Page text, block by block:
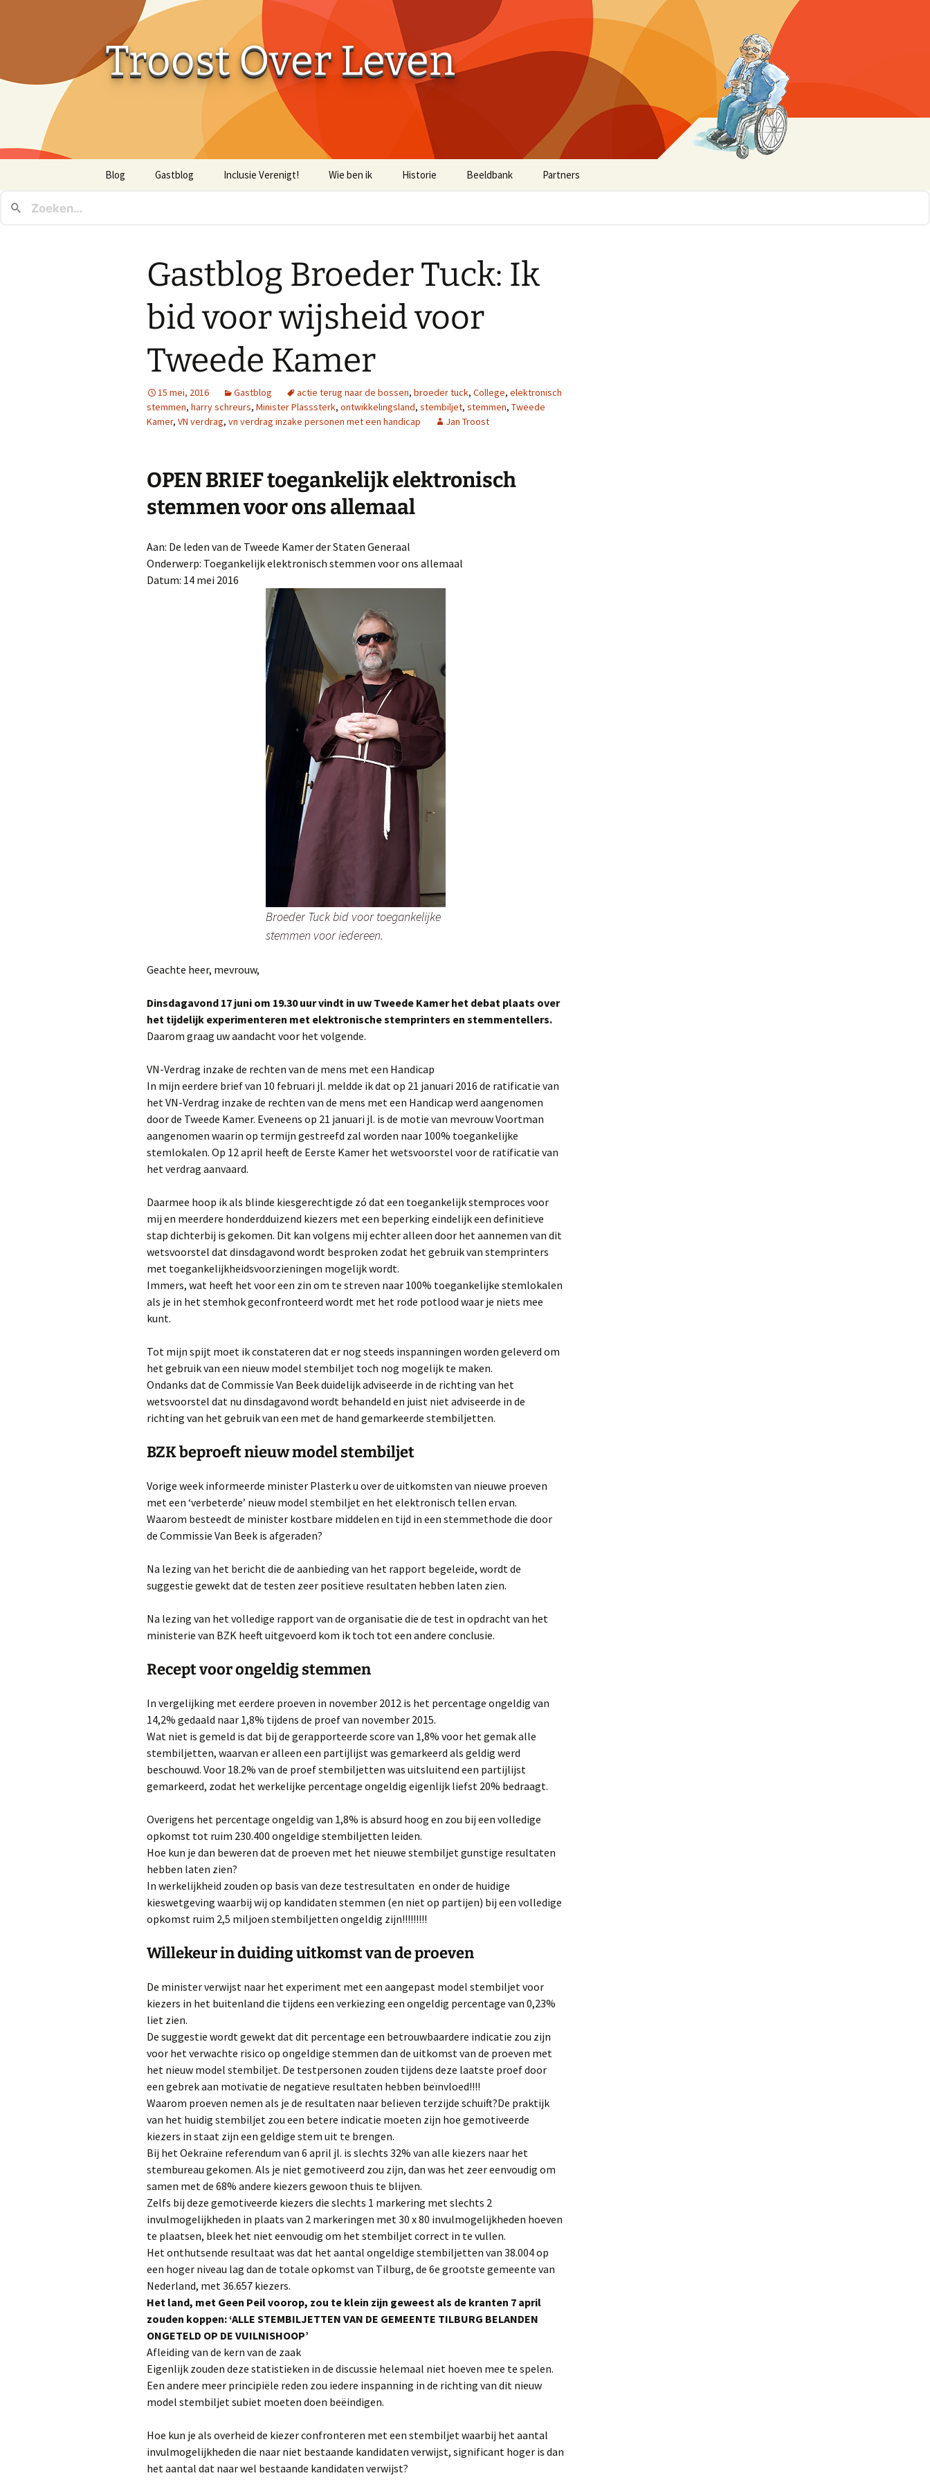
Troost Over Leven
Blog Gastblog Inclusie Verenigt! Wie ben ik Historie Beeldbank
Historische Beelden
Partners
Gastblog Broeder Tuck: Ik
bid voor wijsheid voor
Tweede Kamer
15 mei, 2016 Gastblog actie terug naar de bossen, broeder tuck, College, elektronisch
stemmen, harry schreurs, Minister Plasssterk, ontwikkelingsland, stembiljet, stemmen, Tweede
Kamer, VN verdrag, vn verdrag inzake personen met een handicap Jan Troost
OPEN BRIEF toegankelijk elektronisch
stemmen voor ons allemaal
Aan: De leden van de Tweede Kamer der Staten Generaal
Onderwerp: Toegankelijk elektronisch stemmen voor ons allemaal
Datum: 14 mei 2016
Broeder Tuck bid voor toegankelijke
stemmen voor iedereen.
Geachte heer, mevrouw,
Dinsdagavond 17 juni om 19.30 uur vindt in uw Tweede Kamer het debat plaats over
het tijdelijk experimenteren met elektronische stemprinters en stemmentellers.
Daarom graag uw aandacht voor het volgende.
VN-Verdrag inzake de rechten van de mens met een Handicap
In mijn eerdere brief van 10 februari jl. meldde ik dat op 21 januari 2016 de ratificatie van
het VN-Verdrag inzake de rechten van de mens met een Handicap werd aangenomen
door de Tweede Kamer. Eveneens op 21 januari jl. is de motie van mevrouw Voortman
aangenomen waarin op termijn gestreefd zal worden naar 100% toegankelijke
stemlokalen. Op 12 april heeft de Eerste Kamer het wetsvoorstel voor de ratificatie van
het verdrag aanvaard.
Daarmee hoop ik als blinde kiesgerechtigde zó dat een toegankelijk stemproces voor
mij en meerdere honderdduizend kiezers met een beperking eindelijk een definitieve
stap dichterbij is gekomen. Dit kan volgens mij echter alleen door het aannemen van dit
wetsvoorstel dat dinsdagavond wordt besproken zodat het gebruik van stemprinters
met toegankelijkheidsvoorzieningen mogelijk wordt.
Immers, wat heeft het voor een zin om te streven naar 100% toegankelijke stemlokalen
als je in het stemhok geconfronteerd wordt met het rode potlood waar je niets mee
kunt.
Tot mijn spijt moet ik constateren dat er nog steeds inspanningen worden geleverd om
het gebruik van een nieuw model stembiljet toch nog mogelijk te maken.
Ondanks dat de Commissie Van Beek duidelijk adviseerde in de richting van het
wetsvoorstel dat nu dinsdagavond wordt behandeld en juist niet adviseerde in de
richting van het gebruik van een met de hand gemarkeerde stembiljetten.
BZK beproeft nieuw model stembiljet
Vorige week informeerde minister Plasterk u over de uitkomsten van nieuwe proeven
met een ‘verbeterde’ nieuw model stembiljet en het elektronisch tellen ervan.
Waarom besteedt de minister kostbare middelen en tijd in een stemmethode die door
de Commissie Van Beek is afgeraden?
Na lezing van het bericht die de aanbieding van het rapport begeleide, wordt de
suggestie gewekt dat de testen zeer positieve resultaten hebben laten zien.
Na lezing van het volledige rapport van de organisatie die de test in opdracht van het
ministerie van BZK heeft uitgevoerd kom ik toch tot een andere conclusie.
Recept voor ongeldig stemmen
In vergelijking met eerdere proeven in november 2012 is het percentage ongeldig van
14,2% gedaald naar 1,8% tijdens de proef van november 2015.
Wat niet is gemeld is dat bij de gerapporteerde score van 1,8% voor het gemak alle
stembiljetten, waarvan er alleen een partijlijst was gemarkeerd als geldig werd
beschouwd. Voor 18.2% van de proef stembiljetten was uitsluitend een partijlijst
gemarkeerd, zodat het werkelijke percentage ongeldig eigenlijk liefst 20% bedraagt.
Overigens het percentage ongeldig van 1,8% is absurd hoog en zou bij een volledige
opkomst tot ruim 230.400 ongeldige stembiljetten leiden.
Hoe kun je dan beweren dat de proeven met het nieuwe stembiljet gunstige resultaten
hebben laten zien?
In werkelijkheid zouden op basis van deze testresultaten en onder de huidige
kieswetgeving waarbij wij op kandidaten stemmen (en niet op partijen) bij een volledige
opkomst ruim 2,5 miljoen stembiljetten ongeldig zijn!!!!!!!!!
Willekeur in duiding uitkomst van de proeven
De minister verwijst naar het experiment met een aangepast model stembiljet voor
kiezers in het buitenland die tijdens een verkiezing een ongeldig percentage van 0,23%
liet zien.
De suggestie wordt gewekt dat dit percentage een betrouwbaardere indicatie zou zijn
voor het verwachte risico op ongeldige stemmen dan de uitkomst van de proeven met
het nieuw model stembiljet. De testpersonen zouden tijdens deze laatste proef door
een gebrek aan motivatie de negatieve resultaten hebben beïnvloed!!!!
Waarom proeven nemen als je de resultaten naar believen terzijde schuift?De praktijk
van het huidig stembiljet zou een betere indicatie moeten zijn hoe gemotiveerde
kiezers in staat zijn een geldige stem uit te brengen.
Bij het Oekraïne referendum van 6 april jl. is slechts 32% van alle kiezers naar het
stembureau gekomen. Als je niet gemotiveerd zou zijn, dan was het zeer eenvoudig om
samen met de 68% andere kiezers gewoon thuis te blijven.
Zelfs bij deze gemotiveerde kiezers die slechts 1 markering met slechts 2
invulmogelijkheden in plaats van 2 markeringen met 30 x 80 invulmogelijkheden hoeven
te plaatsen, bleek het niet eenvoudig om het stembiljet correct in te vullen.
Het onthutsende resultaat was dat het aantal ongeldige stembiljetten van 38.004 op
een hoger niveau lag dan de totale opkomst van Tilburg, de 6e grootste gemeente van
Nederland, met 36.657 kiezers.
Het land, met Geen Peil voorop, zou te klein zijn geweest als de kranten 7 april
zouden koppen: ‘ALLE STEMBILJETTEN VAN DE GEMEENTE TILBURG BELANDEN
ONGETELD OP DE VUILNISHOOP’
Afleiding van de kern van de zaak
Eigenlijk zouden deze statistieken in de discussie helemaal niet hoeven mee te spelen.
Een andere meer principiële reden zou iedere inspanning in de richting van dit nieuw
model stembiljet subiet moeten doen beëindigen.
Hoe kun je als overheid de kiezer confronteren met een stembiljet waarbij het aantal
invulmogelijkheden die naar niet bestaande kandidaten verwijst, significant hoger is dan
het aantal dat naar wel bestaande kandidaten verwijst?